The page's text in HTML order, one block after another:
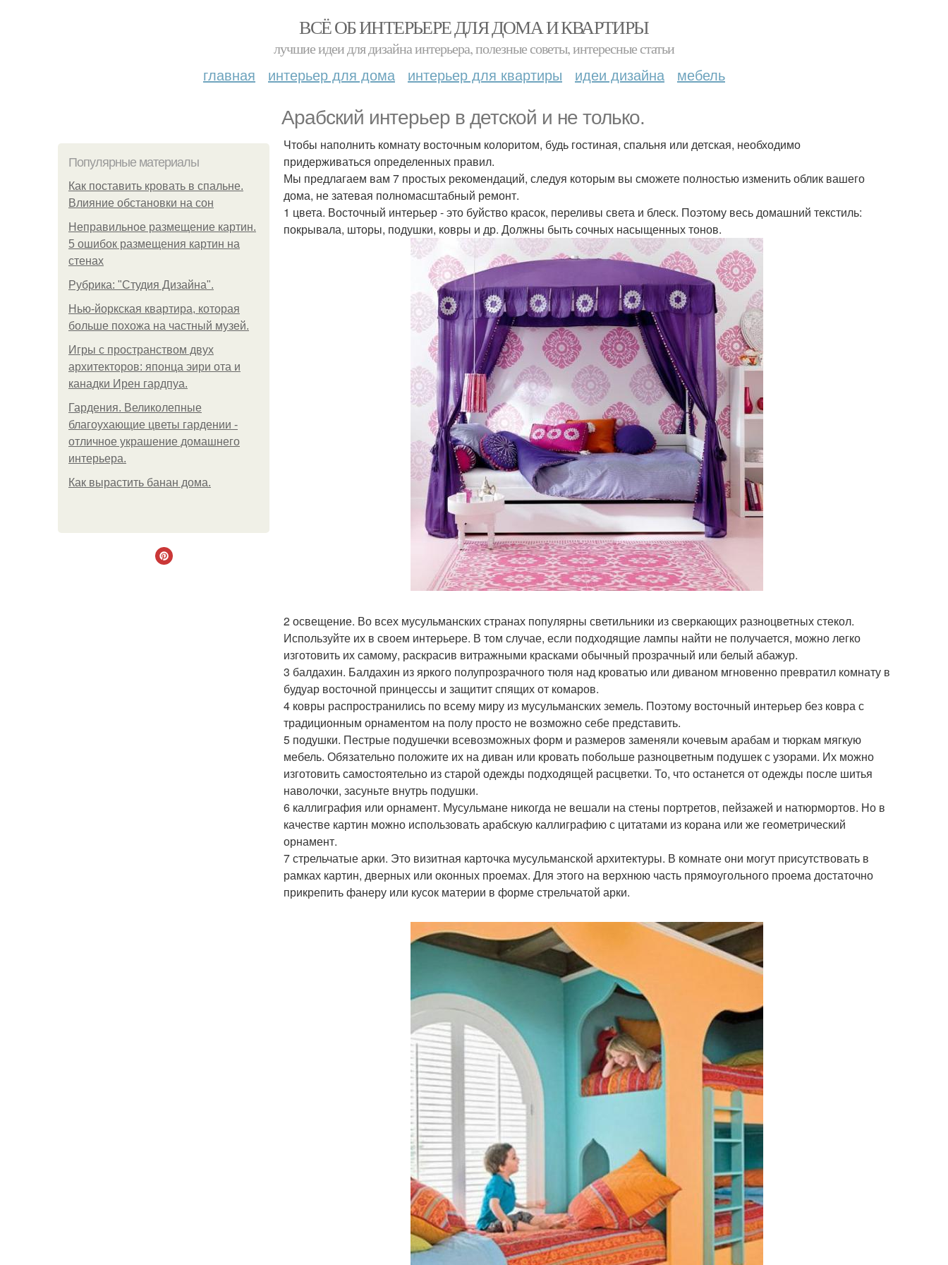
ВСЁ ОБ ИНТЕРЬЕРЕ ДЛЯ ДОМА И КВАРТИРЫ
лучшие идеи для дизайна интерьера, полезные советы, интересные статьи
главная интерьер для дома интерьер для квартиры идеи дизайна мебель
Арабский интерьер в детской и не только.
Популярные материалы
Как поставить кровать в спальне.
Влияние обстановки на сон
Неправильное размещение картин.
5 ошибок размещения картин на
стенах
Рубрика: "Студия Дизайна".
Нью-йоркская квартира, которая
больше похожа на частный музей.
Игры с пространством двух
архитекторов: японца эири ота и
канадки Ирен гардпуа.
Гардения. Великолепные
благоухающие цветы гардении -
отличное украшение домашнего
интерьера.
Как вырастить банан дома.
Чтобы наполнить комнату восточным колоритом, будь гостиная, спальня или детская, необходимо
придерживаться определенных правил.
Мы предлагаем вам 7 простых рекомендаций, следуя которым вы сможете полностью изменить облик вашего
дома, не затевая полномасштабный ремонт.
1 цвета. Восточный интерьер - это буйство красок, переливы света и блеск. Поэтому весь домашний текстиль:
покрывала, шторы, подушки, ковры и др. Должны быть сочных насыщенных тонов.
2 освещение. Во всех мусульманских странах популярны светильники из сверкающих разноцветных стекол.
Используйте их в своем интерьере. В том случае, если подходящие лампы найти не получается, можно легко
изготовить их самому, раскрасив витражными красками обычный прозрачный или белый абажур.
3 балдахин. Балдахин из яркого полупрозрачного тюля над кроватью или диваном мгновенно превратил комнату в
будуар восточной принцессы и защитит спящих от комаров.
4 ковры распространились по всему миру из мусульманских земель. Поэтому восточный интерьер без ковра с
традиционным орнаментом на полу просто не возможно себе представить.
5 подушки. Пестрые подушечки всевозможных форм и размеров заменяли кочевым арабам и тюркам мягкую
мебель. Обязательно положите их на диван или кровать побольше разноцветным подушек с узорами. Их можно
изготовить самостоятельно из старой одежды подходящей расцветки. То, что останется от одежды после шитья
наволочки, засуньте внутрь подушки.
6 каллиграфия или орнамент. Мусульмане никогда не вешали на стены портретов, пейзажей и натюрмортов. Но в
качестве картин можно использовать арабскую каллиграфию с цитатами из корана или же геометрический
орнамент.
7 стрельчатые арки. Это визитная карточка мусульманской архитектуры. В комнате они могут присутствовать в
рамках картин, дверных или оконных проемах. Для этого на верхнюю часть прямоугольного проема достаточно
прикрепить фанеру или кусок материи в форме стрельчатой арки.